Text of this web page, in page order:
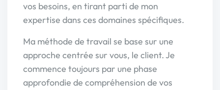
vos besoins, en tirant parti de mon
expertise dans ces domaines spécifiques.
Ma méthode de travail se base sur une
approche centrée sur vous, le client. Je
commence toujours par une phase
approfondie de compréhension de vos